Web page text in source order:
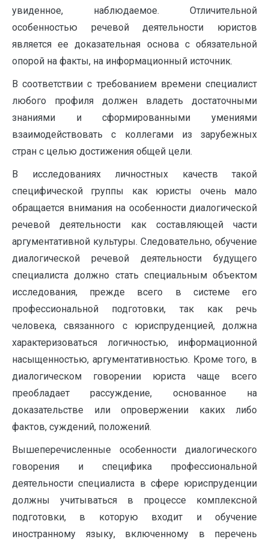
увиденное, наблюдаемое. Отличительной
особенностью речевой деятельности юристов
является ее доказательная основа с обязательной
опорой на факты, на информационный источник.
В соответствии с требованием времени специалист
любого профиля должен владеть достаточными
знаниями и сформированными умениями
взаимодействовать с коллегами из зарубежных
стран с целью достижения общей цели.
В исследованиях личностных качеств такой
специфической группы как юристы очень мало
обращается внимания на особенности диалогической
речевой деятельности как составляющей части
аргументативной культуры. Следовательно, обучение
диалогической речевой деятельности будущего
специалиста должно стать специальным объектом
исследования, прежде всего в системе его
профессиональной подготовки, так как речь
человека, связанного с юриспруденцией, должна
характеризоваться логичностью, информационной
насыщенностью, аргументативностью. Кроме того, в
диалогическом говорении юриста чаще всего
преобладает рассуждение, основанное на
доказательстве или опровержении каких либо
фактов, суждений, положений.
Вышеперечисленные особенности диалогического
говорения и специфика профессиональной
деятельности специалиста в сфере юриспруденции
должны учитываться в процессе комплексной
подготовки, в которую входит и обучение
иностранному языку, включенному в перечень